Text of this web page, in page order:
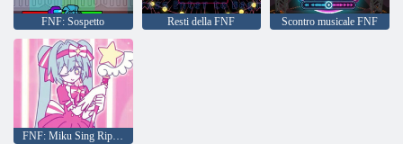
FNF: Sospetto Resti della FNF Scontro musicale FNF
FNF: Miku Sing Riprova ora